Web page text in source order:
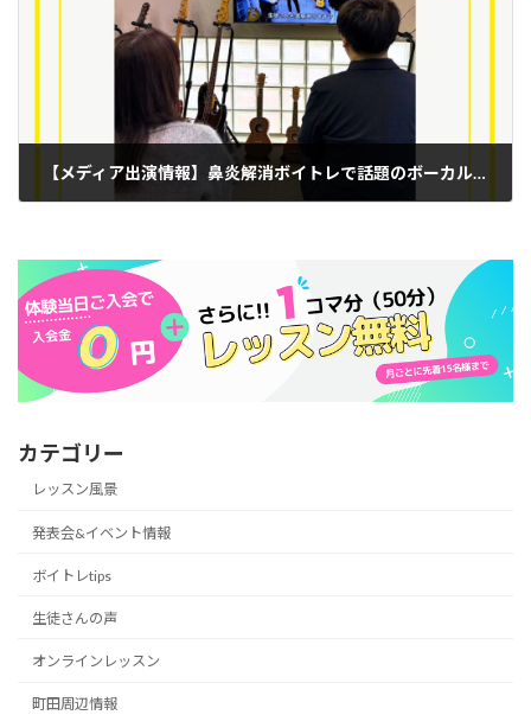
【メディア出演情報】鼻炎解消ボイトレで話題のボーカル講師が出演しました！
カテゴリー
レッスン風景
発表会&イベント情報
ボイトレtips
生徒さんの声
オンラインレッスン
町田周辺情報